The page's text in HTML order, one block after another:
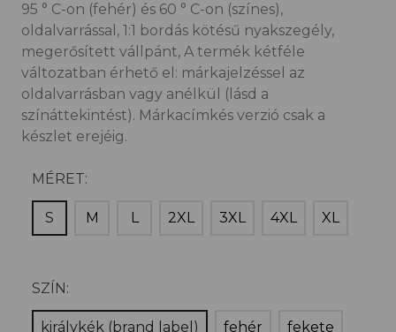
95 ° C-on (fehér) és 60 ° C-on (színes),
oldalvarrással, 1:1 bordás kötésű nyakszegély,
megerősített vállpánt, A termék kétféle
változatban érhető el: márkajelzéssel az
oldalvarrásban vagy anélkül (lásd a
színáttekintést). Márkacímkés verzió csak a
készlet erejéig.
MÉRET:
S M L 2XL 3XL 4XL XL
SZÍN:
királykék (brand label) fehér fekete